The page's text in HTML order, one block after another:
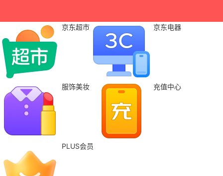
京东超市 京东电器
服饰美妆 充值中心
PLUS会员